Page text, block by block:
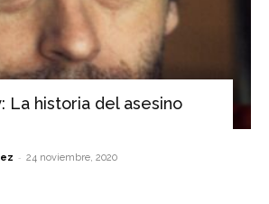
La historia del asesino
- 24 noviembre, 2020